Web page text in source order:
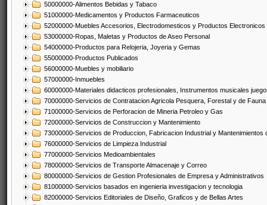
50000000-Alimentos Bebidas y Tabaco
51000000-Medicamentos y Productos Farmaceuticos
52000000-Muebles Accesorios, Electrodomesticos y Productos Electronicos
53000000-Ropas, Maletas y Productos de Aseo Personal
54000000-Productos para Relojeria, Joyeria y Gemas
55000000-Productos Publicados
56000000-Muebles y mobiliario
57000000-Inmuebles
60000000-Materiales didacticos profesionales, Instrumentos musicales
70000000-Servicios de Contratacion Agricola Pesquera, Forestal y de Fauna
71000000-Servicios de Perforacion de Mineria Petroleo y Gas
72000000-Servicios de Construccion y Mantenimiento
73000000-Servicios de Produccion, Fabricacion Industrial y Mantenimientos
76000000-Servicios de Limpieza Industrial
77000000-Servicios Medioambientales
78000000-Servicios de Transporte Almacenaje y Correo
80000000-Servicios de Gestion Profesionales de Empresa y Administrativos
81000000-Servicios basados en ingenieria investigacion y tecnologia
82000000-Servicios Editoriales de Diseño, Graficos y de Bellas Artes